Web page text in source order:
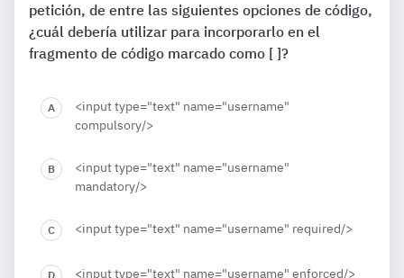
petición, de entre las siguientes opciones de código,
¿cuál debería utilizar para incorporarlo en el
fragmento de código marcado como [ ]?
<input type="text" name="username"
compulsory/>
<input type="text" name="username"
mandatory/>
<input type="text" name="username" required/>
<input type="text" name="username" enforced/>